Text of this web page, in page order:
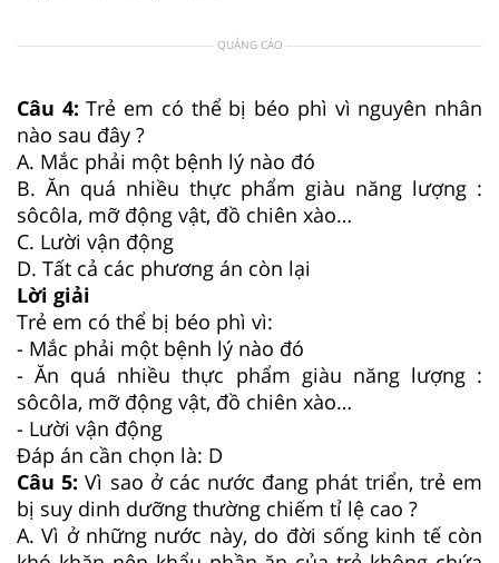
QUẢNG CÁO
Câu 4:Trẻ em có thể bị béo phì vì nguyên nhân
nào sau đây ?
A. Mắc phải một bệnh lý nào đó
B. Ăn quá nhiều thực phẩm giàu năng lượng :
sôcôla, mỡ động vật, đồ chiên xào…
C. Lười vận động
D. Tất cả các phương án còn lại
Lời giải
Trẻ em có thể bị béo phì vì:
- Mắc phải một bệnh lý nào đó
- Ăn quá nhiều thực phẩm giàu năng lượng :
sôcôla, mỡ động vật, đồ chiên xào…
- Lười vận động
Đáp án cần chọn là: D
Câu 5:Vì sao ở các nước đang phát triển, trẻ em
bị suy dinh dưỡng thường chiếm tỉ lệ cao ?
A. Vì ở những nước này, do đời sống kinh tế còn